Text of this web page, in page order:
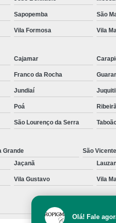
Preenchimento Capilar com
Preenchimento
Preenchimento
Preenchimento Capilar
Diminuir Testa
Tratamento
Tratamento para Calvície
Tratamento para
Tratamento para
Sapopemba São
Vila Formosa Vila
Cajamar
Franco da Rocha
Jundiaí
Poá
São Lourenço da Serra
Grande
São Vicente
Jaçanã
Vila Gustavo Vila
Olá! Fale